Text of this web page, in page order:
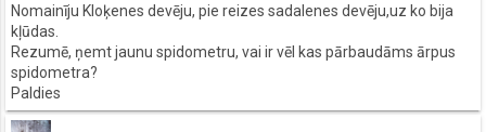
Nomainīju Kloķenes devēju, pie reizes sadalenes devēju,uz ko bija
kļūdas.
Rezumē, ņemt jaunu spidometru, vai ir vēl kas pārbaudāms ārpus
spidometra?
Paldies